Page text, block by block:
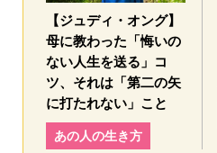
【ジュディ・オング】
母に教わった「悔いの
ない人生を送る」コ
ツ、それは「第二の矢
に打たれない」こと
あの人の生き方